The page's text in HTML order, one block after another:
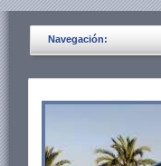
Navegación: